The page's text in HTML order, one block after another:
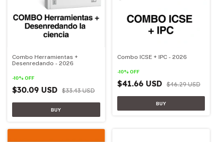
Combo Herramientas +
Desenredando - 2026
-10% OFF
$30.09 USD $33.43 USD
Combo ICSE + IPC - 2026
-10% OFF
$41.66 USD $46.29 USD